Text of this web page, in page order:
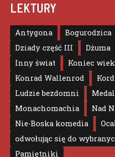
LEKTURY
Antygona Bogurodzica
Dziady część III
Dżuma
Inny świat
Koniec
Konrad Wallenrod
Ludzie bezdomni
Monachomachia
Nad
Nie-Boska komedia
odwołując się do
Pamiętniki